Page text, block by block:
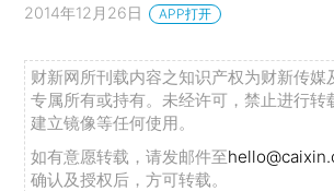
2014年12月26日 APP打开
财新网所刊载内容之知识产权为财新传媒
专属所有或持有。未经许可，禁止进行转
建立镜像等任何使用。
如有意愿转载，请发邮件至
确认及授权后，方可转载。